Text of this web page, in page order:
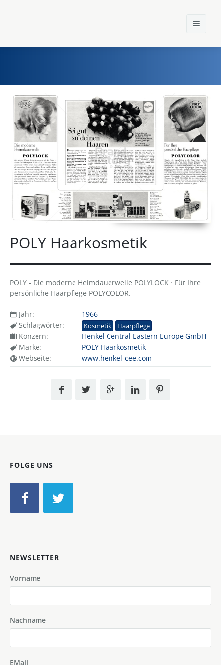
Home
Einst und Heute
Marken
Konzerne
Epoche
POLY Haarkosmetik
POLY - Die moderne Heimdauerwelle POLYLOCK · Für Ihre
persönliche Haarpflege POLYCOLOR.
Jahr:
1966
Schlagwörter:
Kosmetik Haarpflege
Konzern:
Henkel Central Eastern Europe GmbH
Marke:
POLY Haarkosmetik
Webseite:
www.henkel-cee.com
FOLGE UNS
NEWSLETTER
Vorname
Nachname
EMail